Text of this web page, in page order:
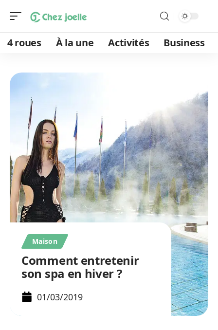
4 roues À la une Activités Business
Maison
Comment entretenir
son spa en hiver ?
01/03/2019